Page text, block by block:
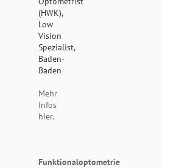
(HWK),
Low
Vision
Spezialist,
Baden-
Baden
Mehr
Infos
hier.
Funktionaloptometrie